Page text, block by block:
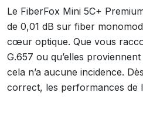
Le FiberFox Mini 5C+
de 0,01 dB sur fiber
cœur optique. Que vous
G.657 ou qu’elles
cela n’a aucune incidence.
correct, les performances de